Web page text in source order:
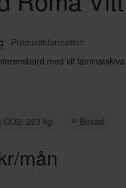
Produktinformation
med vit
CO2: 223 kg Bokad
mån